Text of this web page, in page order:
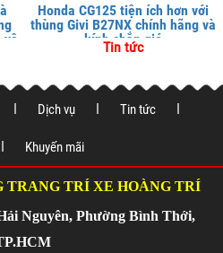
Honda CG125 tiện ích hơn với
thùng Givi B27NX chính hãng và
kính chắn gió
Tin tức
Dịch vụ Tin tức
Khuyến mãi
TRANG TRÍ XE HOÀNG TRÍ
Nguyên, Phường Bình Thới,